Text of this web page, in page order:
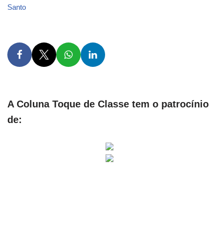
Santo
A Coluna Toque de Classe tem o patrocínio
de: